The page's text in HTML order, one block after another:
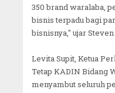
350 brand waralaba,
bisnis terpadu bagi
bisnisnya," ujar
Levita Supit, Ketua
Tetap KADIN Bidang
menyambut seluruh